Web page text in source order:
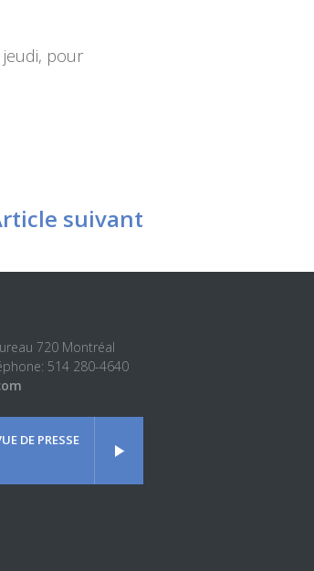
jeudi, pour
suivant
720 Montréal
514 280-4640
DE PRESSE